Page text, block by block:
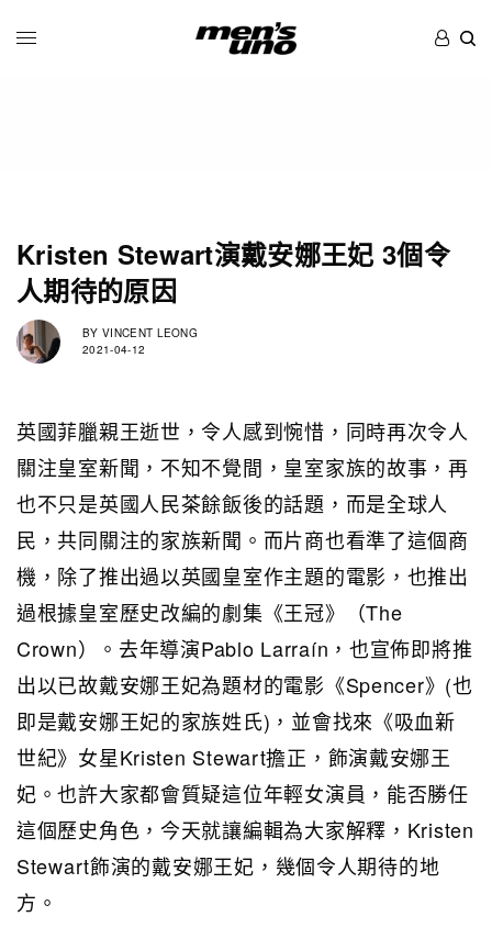
Kristen Stewart演戴安娜王妃 3個令
人期待的原因
BY VINCENT LEONG
2021-04-12
英國菲臘親王逝世，令人感到惋惜，同時再次令人
關注皇室新聞，不知不覺間，皇室家族的故事，再
也不只是英國人民茶餘飯後的話題，而是全球人
民，共同關注的家族新聞。而片商也看準了這個商
機，除了推出過以英國皇室作主題的電影，也推出
過根據皇室歷史改編的劇集《王冠》（The
Crown）。去年導演Pablo Larraín，也宣佈即將推
出以已故戴安娜王妃為題材的電影《Spencer》(也
即是戴安娜王妃的家族姓氏)，並會找來《吸血新
世紀》女星Kristen Stewart擔正，飾演戴安娜王
妃。也許大家都會質疑這位年輕女演員，能否勝任
這個歷史角色，今天就讓編輯為大家解釋，Kristen
Stewart飾演的戴安娜王妃，幾個令人期待的地
方。